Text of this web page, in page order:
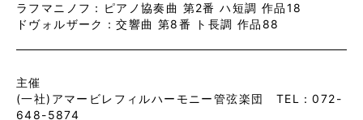
ラフマニノフ：ピアノ協奏曲 第2番 ハ短調 作品18
ドヴォルザーク：交響曲 第8番 ト長調 作品88
主催
(一社)アマービレフィルハーモニー管弦楽団 TEL：072-
648-5874